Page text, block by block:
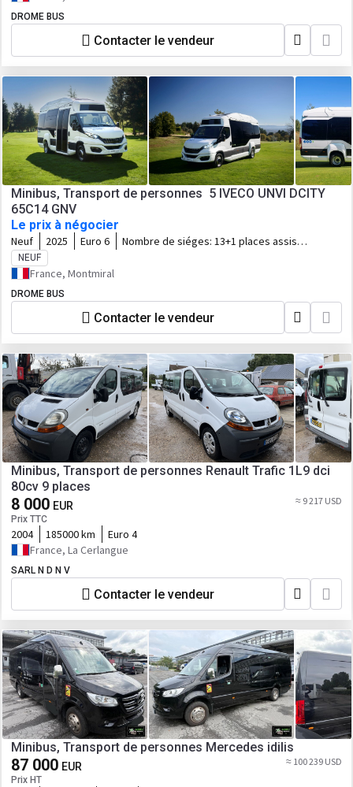
DROME BUS
Contacter le vendeur
Minibus, Transport de personnes 5 IVECO UNVI DCITY
65C14 GNV
Le prix à négocier
Neuf 2025 Euro 6 Nombre de siéges: 13+1 places assises
NEUF
France, Montmiral
DROME BUS
Contacter le vendeur
Minibus, Transport de personnes Renault Trafic 1L9 dci
80cv 9 places
8 000 EUR
Prix TTC
≈ 9 217 USD
2004 185000 km
Euro 4
France, La Cerlangue
SARL N D N V
Contacter le vendeur
Minibus, Transport de personnes Mercedes idilis
87 000 EUR
Prix HT
≈ 100 239 USD